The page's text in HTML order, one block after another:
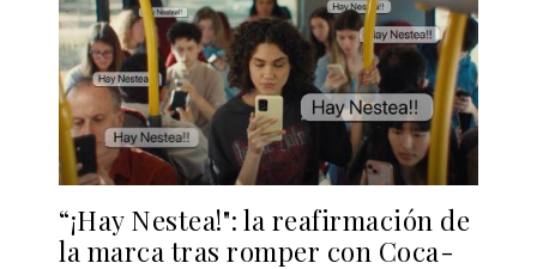
“¡Hay Nestea!": la reafirmación de
la marca tras romper con Coca-